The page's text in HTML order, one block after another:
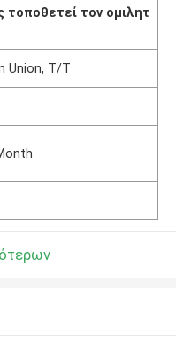
τοποθετεί τον ομιλητ
Union, T/T